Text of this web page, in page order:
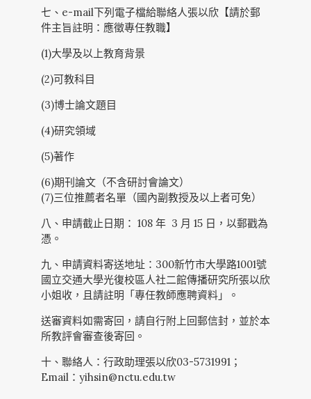
七、e-mail下列電子檔給聯絡人張以欣【請於郵
件主旨註明：應徵專任教職】
(1)大學及以上教育背景
(2)可教科目
(3)博士論文題目
(4)研究領域
(5)著作
(6)期刊論文（不含研討會論文）
(7)三位推薦者名單（國內副教授及以上者可免）
八、申請截止日期： 108 年 3 月 15 日，以郵戳為
憑。
九、申請資料寄送地址：300新竹市大學路1001號
國立交通大學光復校區人社二館傳播研究所張以欣
小姐收，且請註明「專任教師應聘資料」。
送審資料如需寄回，請自行附上回郵信封，並於本
所教評會審查後寄回。
十、聯絡人：行政助理張以欣03-5731991；
Email：yihsin@nctu.edu.tw